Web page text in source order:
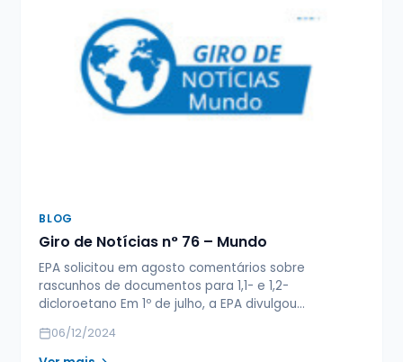
BLOG
Giro de Notícias n° 76 – Mundo
EPA solicitou em agosto comentários sobre
rascunhos de documentos para 1,1- e 1,2-
dicloroetano Em 1º de julho, a EPA divulgou…
06/12/2024